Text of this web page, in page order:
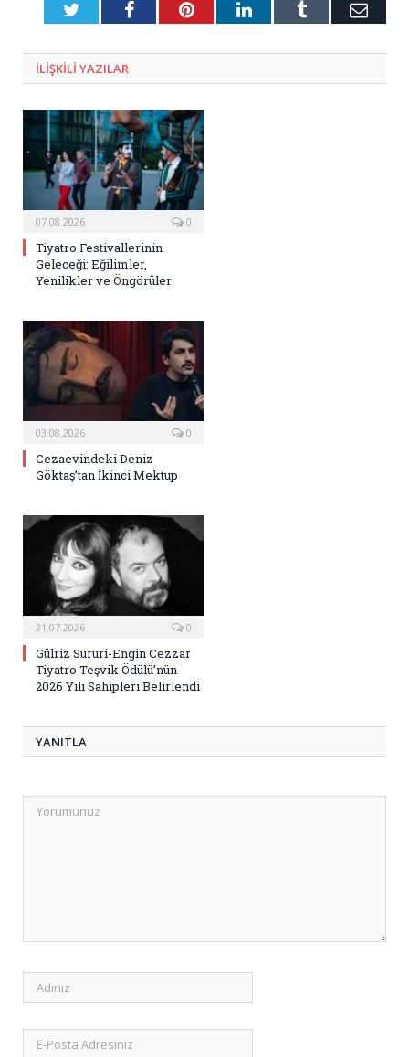
TwitterFacebookPinterestLinkedInTumblr E-
ILIŞKILI YAZILAR
07.08.2026 0
Tiyatro Festivallerinin
Geleceği: Eğilimler,
Yenilikler ve Öngörüler
03.08.2026 0
Cezaevindeki Deniz
Göktaş’tan İkinci Mektup
21.07.2026 0
Gülriz Sururi-Engin Cezzar
Tiyatro Teşvik Ödülü’nün
2026 Yılı Sahipleri Belirlendi
YANITLA